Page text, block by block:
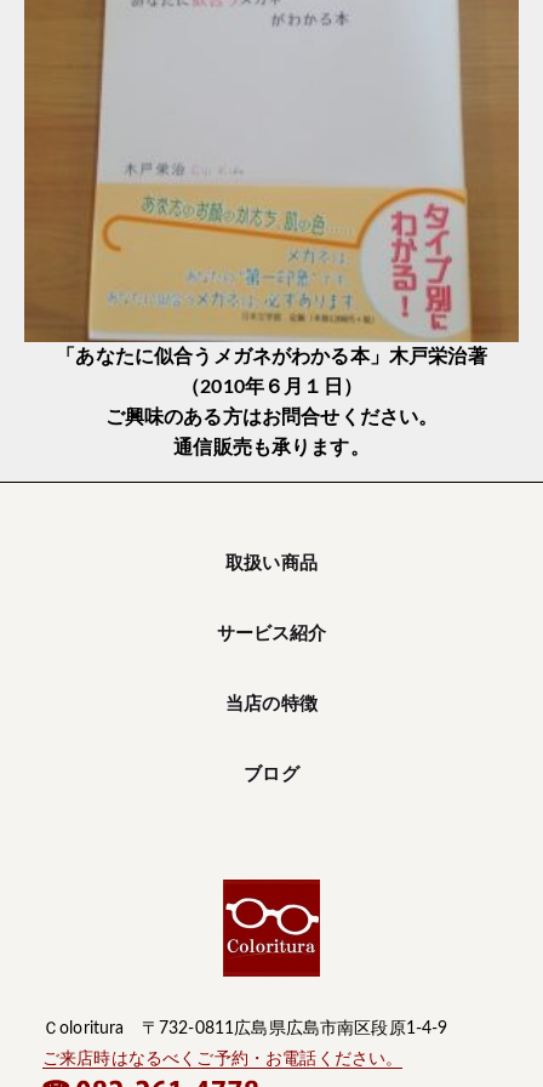
「あなたに似合うメガネがわかる本」木戸栄治著
（2010年６月１日）
ご興味のある方はお問合せください。
通信販売も承ります。
取扱い商品
サービス紹介
当店の特徴
ブログ
Ｃoloritura 〒732-0811広島県広島市南区段原1-4-9
ご来店時はなるべくご予約・お電話ください。